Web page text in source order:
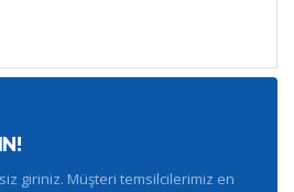
giriniz. Müşteri temsilcilerimiz en